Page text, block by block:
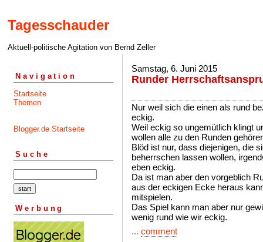
Tagesschauder
Aktuell-politische Agitation von Bernd Zeller
Navigation
Startseite
Themen
Blogger.de Startseite
Suche
Werbung
Samstag, 6. Juni 2015
Runder
Nur weil sich die einen als rund
eckig.
Weil eckig so ungemütlich klingt
wollen alle zu den Runden
Blöd ist nur, dass diejenigen, die
beherrschen lassen wollen,
eben eckig.
Da ist man aber den vorgeblich
aus der eckigen Ecke heraus
mitspielen.
Das Spiel kann man aber nur
wenig rund wie wir eckig.
... comment